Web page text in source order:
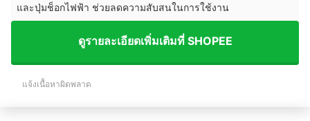
และปุ่มช็อกไฟฟ้า ช่วยลดความสับสนในการใช้งาน
ดูรายละเอียดเพิ่มเติมที่ SHOPEE
แจ้งเนื้อหาผิดพลาด